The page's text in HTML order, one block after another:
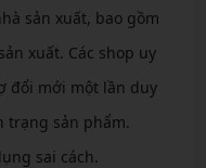
sản xuất, bao gồm
xuất. Các shop uy
đổi mới một lần duy
trạng sản phẩm.
sai cách.